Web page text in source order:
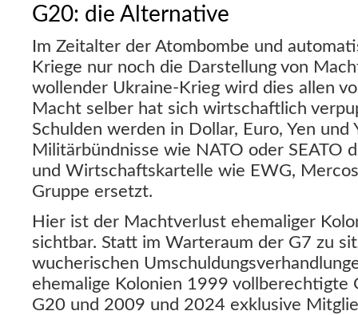
G20: die Alternative
Im Zeitalter der Atombombe und
Kriege nur noch die Darstellung von
wollender Ukraine-Krieg wird dies allen
Macht selber hat sich wirtschaftlich
Schulden werden in Dollar, Euro, Yen und
Militärbündnisse wie NATO oder SEATO
und Wirtschaftskartelle wie EWG,
Gruppe ersetzt.
Hier ist der Machtverlust ehemaliger
sichtbar. Statt im Warteraum der G7 zu
wucherischen
ehemalige Kolonien 1999 vollberechtigte
G20 und 2009 und 2024 exklusive